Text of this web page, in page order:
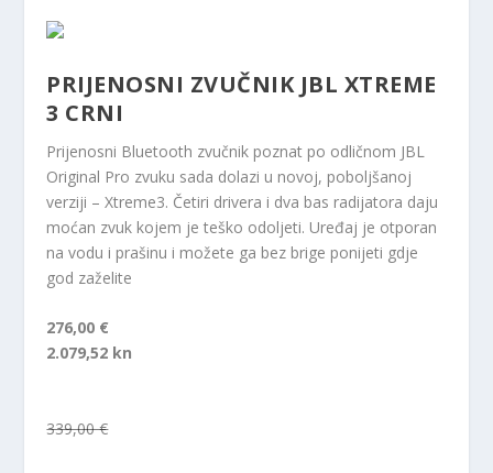
PRIJENOSNI ZVUČNIK JBL XTREME
3 CRNI
Prijenosni Bluetooth zvučnik poznat po odličnom JBL
Original Pro zvuku sada dolazi u novoj, poboljšanoj
verziji – Xtreme3. Četiri drivera i dva bas radijatora daju
moćan zvuk kojem je teško odoljeti. Uređaj je otporan
na vodu i prašinu i možete ga bez brige ponijeti gdje
god zaželite
276,00 €
2.079,52 kn
339,00 €